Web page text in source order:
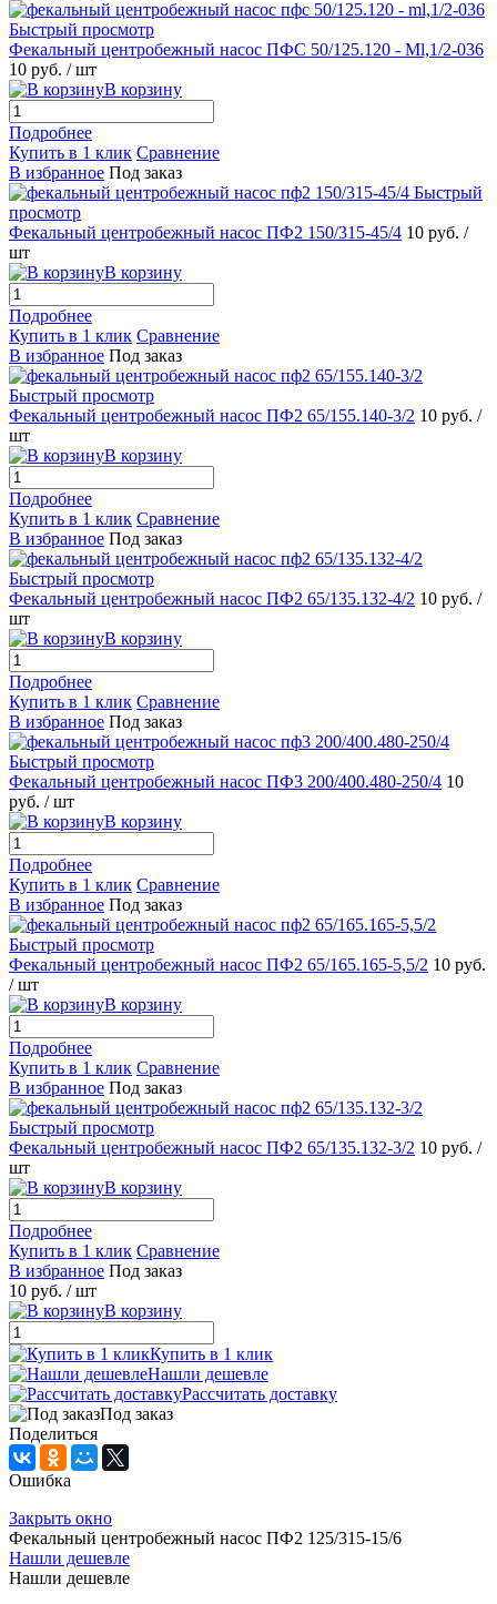
Быстрый просмотр
Фекальный центробежный насос ПФС 50/125.120 - Ml,1/2-036
10 руб. / шт
В корзину
Подробнее
Купить в 1 клик Сравнение
В избранное Под заказ
Быстрый
просмотр
Фекальный центробежный насос ПФ2 150/315-45/4 10 руб. /
шт
В корзину
Подробнее
Купить в 1 клик Сравнение
В избранное Под заказ
Быстрый просмотр
Фекальный центробежный насос ПФ2 65/155.140-3/2 10 руб. /
шт
В корзину
Подробнее
Купить в 1 клик Сравнение
В избранное Под заказ
Быстрый просмотр
Фекальный центробежный насос ПФ2 65/135.132-4/2 10 руб. /
шт
В корзину
Подробнее
Купить в 1 клик Сравнение
В избранное Под заказ
Быстрый просмотр
Фекальный центробежный насос ПФ3 200/400.480-250/4 10
руб. / шт
В корзину
Подробнее
Купить в 1 клик Сравнение
В избранное Под заказ
Быстрый просмотр
Фекальный центробежный насос ПФ2 65/165.165-5,5/2 10 руб.
/ шт
В корзину
Подробнее
Купить в 1 клик Сравнение
В избранное Под заказ
Быстрый просмотр
Фекальный центробежный насос ПФ2 65/135.132-3/2 10 руб. /
шт
В корзину
Подробнее
Купить в 1 клик Сравнение
В избранное Под заказ
10 руб. / шт
В корзину
Купить в 1 клик
Нашли дешевле
Рассчитать доставку
Под заказ
Поделиться
Ошибка
Закрыть окно
Фекальный центробежный насос ПФ2 125/315-15/6
Нашли дешевле
Нашли дешевле